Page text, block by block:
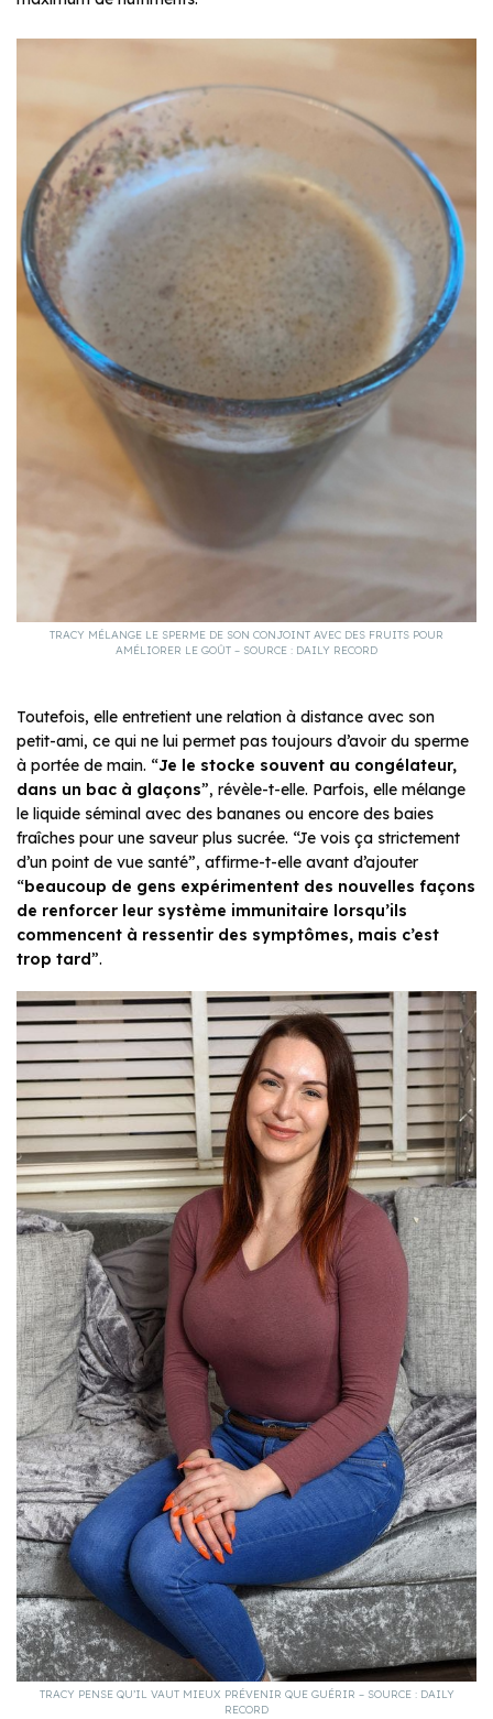
TRACY MÉLANGE LE SPERME DE SON CONJOINT AVEC DES FRUITS POUR
AMÉLIORER LE GOÛT – SOURCE : DAILY RECORD
Toutefois, elle entretient une relation à distance avec son
petit-ami, ce qui ne lui permet pas toujours d’avoir du sperme
à portée de main. “Je le stocke souvent au congélateur,
dans un bac à glaçons”, révèle-t-elle. Parfois, elle mélange
le liquide séminal avec des bananes ou encore des baies
fraîches pour une saveur plus sucrée. “Je vois ça strictement
d’un point de vue santé”, affirme-t-elle avant d’ajouter
“beaucoup de gens expérimentent des nouvelles façons
de renforcer leur système immunitaire lorsqu’ils
commencent à ressentir des symptômes, mais c’est
trop tard”.
TRACY PENSE QU’IL VAUT MIEUX PRÉVENIR QUE GUÉRIR – SOURCE : DAILY
RECORD